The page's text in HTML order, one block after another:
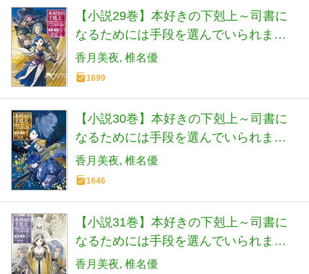
【小説29巻】本好きの下剋上～司書に
なるためには手段を選んでいられませ
ん～第五部「女神の化身8」
香月美夜 椎名優
1699
【小説30巻】本好きの下剋上～司書に
なるためには手段を選んでいられませ
ん～第五部「女神の化身9」
香月美夜 椎名優
1646
【小説31巻】本好きの下剋上～司書に
なるためには手段を選んでいられませ
ん～第五部「女神の化身10」
香月美夜 椎名優